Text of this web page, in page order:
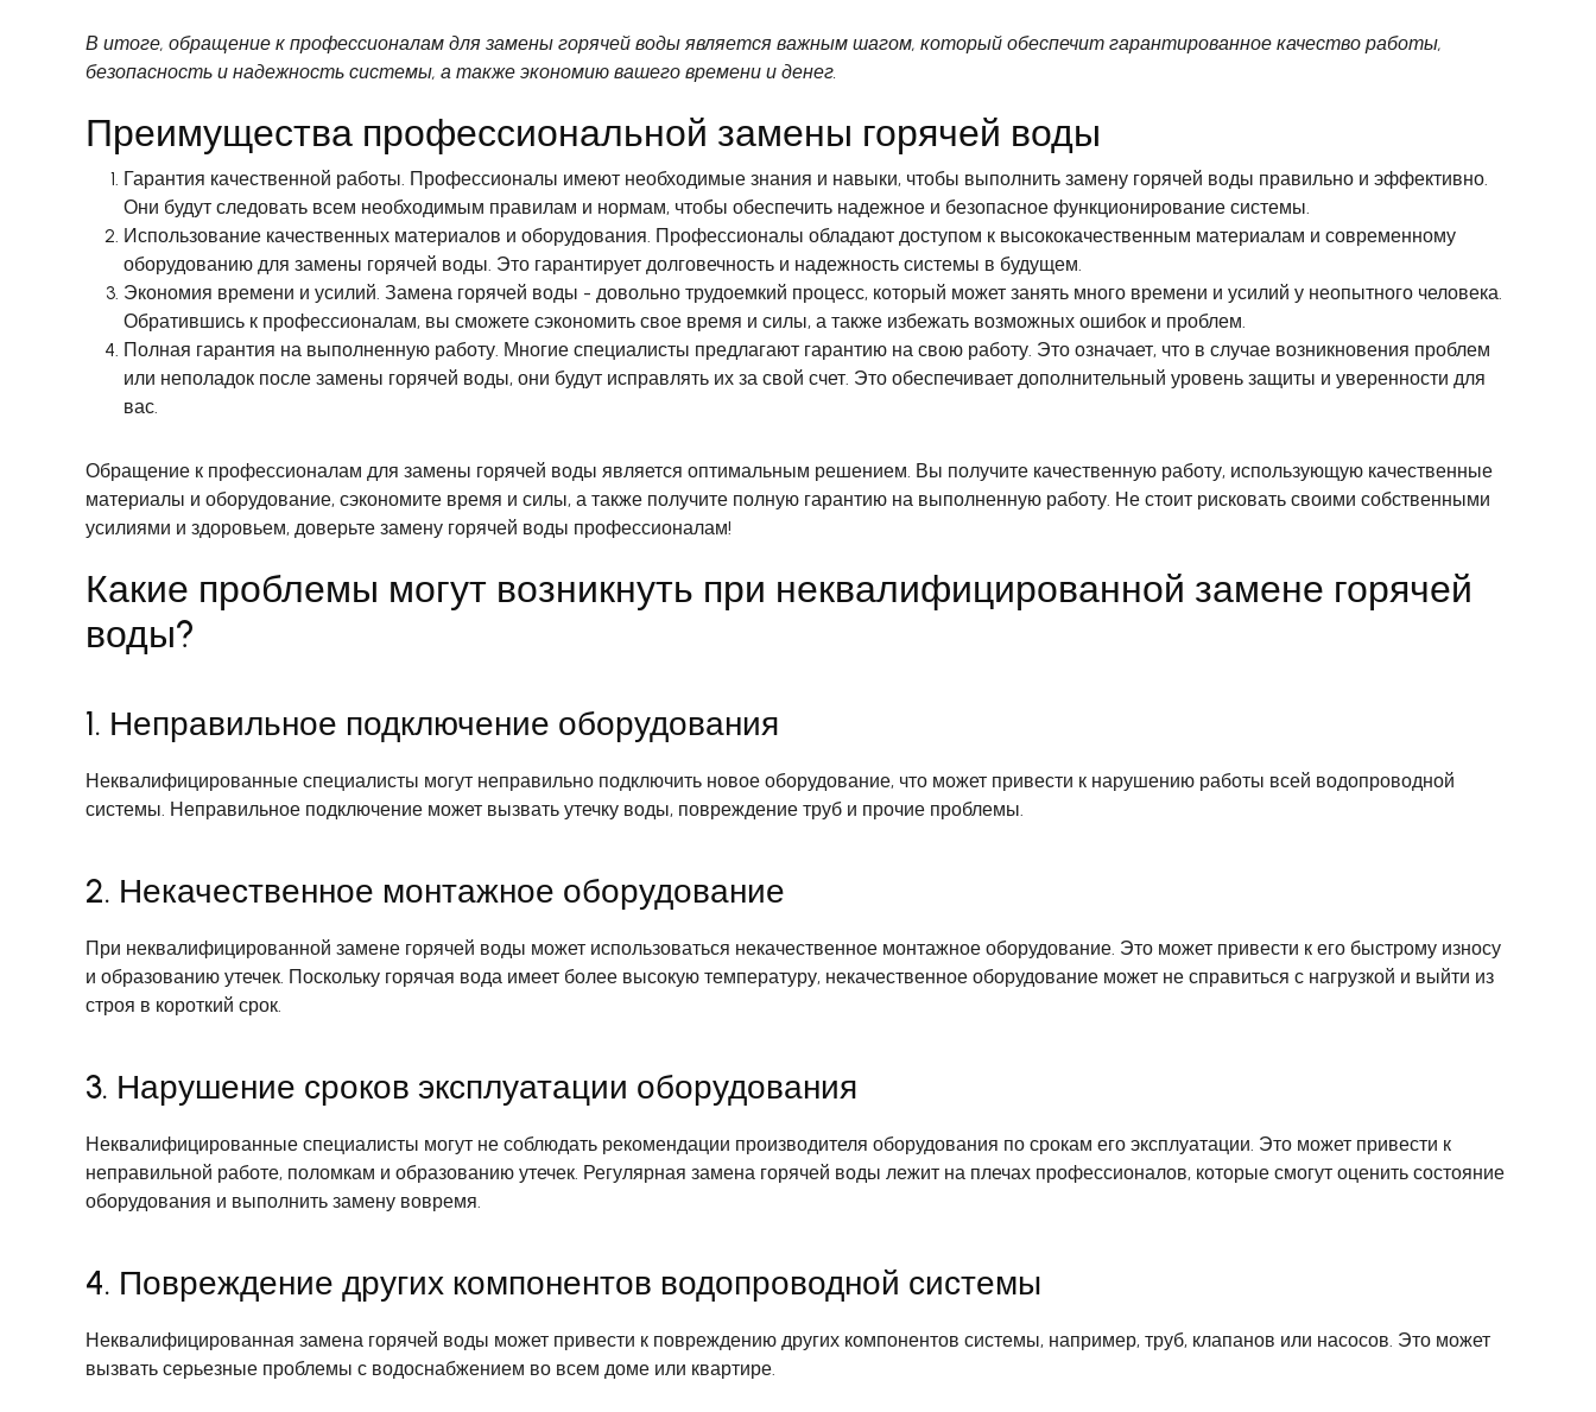
В итоге, обращение к профессионалам для замены горячей воды является важным шагом, который обеспечит гарантированное качество работы,
безопасность и надежность системы, а также экономию вашего времени и денег.
Преимущества профессиональной замены горячей воды
Гарантия качественной работы. Профессионалы имеют необходимые знания и навыки, чтобы выполнить замену горячей воды правильно и эффективно.
Они будут следовать всем необходимым правилам и нормам, чтобы обеспечить надежное и безопасное функционирование системы.
Использование качественных материалов и оборудования. Профессионалы обладают доступом к высококачественным материалам и современному
оборудованию для замены горячей воды. Это гарантирует долговечность и надежность системы в будущем.
Экономия времени и усилий. Замена горячей воды - довольно трудоемкий процесс, который может занять много времени и усилий у неопытного человека.
Обратившись к профессионалам, вы сможете сэкономить свое время и силы, а также избежать возможных ошибок и проблем.
Полная гарантия на выполненную работу. Многие специалисты предлагают гарантию на свою работу. Это означает, что в случае возникновения проблем
или неполадок после замены горячей воды, они будут исправлять их за свой счет. Это обеспечивает дополнительный уровень защиты и уверенности для
вас.
Обращение к профессионалам для замены горячей воды является оптимальным решением. Вы получите качественную работу, использующую качественные
материалы и оборудование, сэкономите время и силы, а также получите полную гарантию на выполненную работу. Не стоит рисковать своими собственными
усилиями и здоровьем, доверьте замену горячей воды профессионалам!
Какие проблемы могут возникнуть при неквалифицированной замене горячей
воды?
1. Неправильное подключение оборудования
Неквалифицированные специалисты могут неправильно подключить новое оборудование, что может привести к нарушению работы всей водопроводной
системы. Неправильное подключение может вызвать утечку воды, повреждение труб и прочие проблемы.
2. Некачественное монтажное оборудование
При неквалифицированной замене горячей воды может использоваться некачественное монтажное оборудование. Это может привести к его быстрому износу
и образованию утечек. Поскольку горячая вода имеет более высокую температуру, некачественное оборудование может не справиться с нагрузкой и выйти из
строя в короткий срок.
3. Нарушение сроков эксплуатации оборудования
Неквалифицированные специалисты могут не соблюдать рекомендации производителя оборудования по срокам его эксплуатации. Это может привести к
неправильной работе, поломкам и образованию утечек. Регулярная замена горячей воды лежит на плечах профессионалов, которые смогут оценить состояние
оборудования и выполнить замену вовремя.
4. Повреждение других компонентов водопроводной системы
Неквалифицированная замена горячей воды может привести к повреждению других компонентов системы, например, труб, клапанов или насосов. Это может
вызвать серьезные проблемы с водоснабжением во всем доме или квартире.